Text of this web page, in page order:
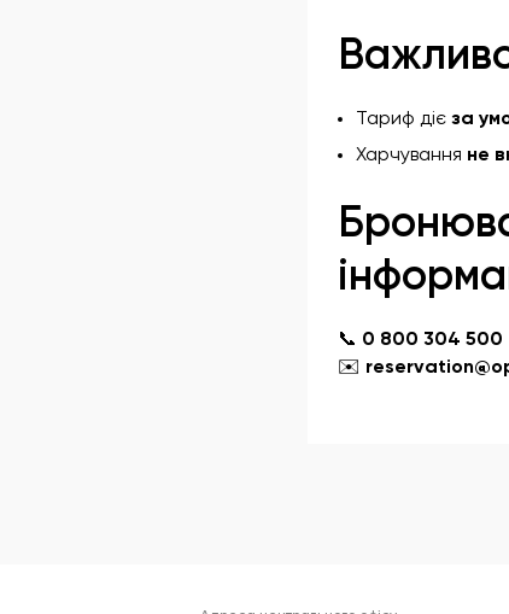
Тариф діє за
Харчування не
📞 0 800 304 500
✉️